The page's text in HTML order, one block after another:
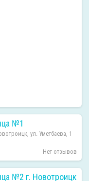
№1
ул. Уметбаева, 1
Нет отзывов
№2 г. Новотроицк